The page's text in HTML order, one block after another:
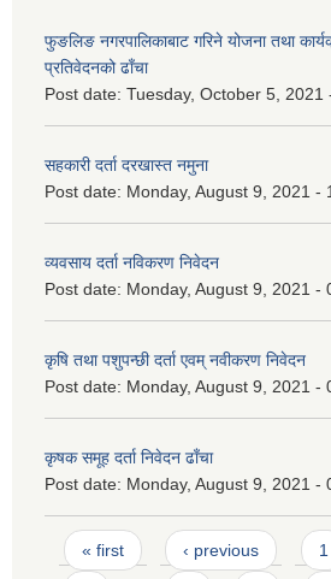
फुङलिङ नगरपालिकाबाट गरिने योजना तथा
प्रतिवेदनको ढाँचा
Post date: Tuesday, October 5, 2021
सहकारी दर्ता दरखास्त नमुना
Post date: Monday, August 9, 2021 -
व्यवसाय दर्ता नविकरण निवेदन
Post date: Monday, August 9, 2021 -
कृषि तथा पशुपन्छी दर्ता एवम् नवीकरण निवेदन
Post date: Monday, August 9, 2021 -
कृषक समूह दर्ता निवेदन ढाँचा
Post date: Monday, August 9, 2021 -
Pages
« first ‹ previous 1